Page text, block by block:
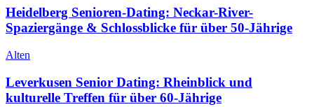
Heidelberg Senioren-Dating: Neckar-River-
Spaziergänge & Schlossblicke für über 50-Jährige
Alten
Leverkusen Senior Dating: Rheinblick und
kulturelle Treffen für über 60-Jährige